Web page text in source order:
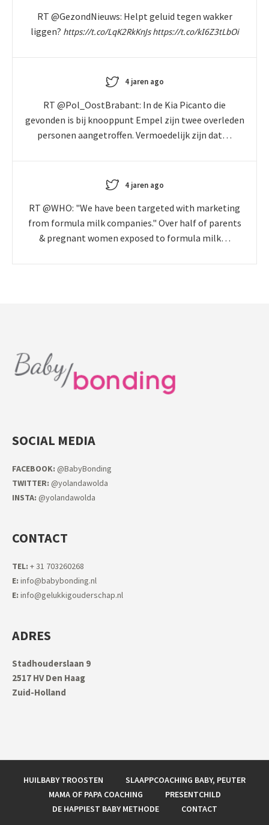
RT @GezondNieuws: Helpt geluid tegen wakker
liggen? https://t.co/LqK2RkKnJs https://t.co/kI6Z3tLbOi
4 jaren ago
RT @Pol_OostBrabant: In de Kia Picanto die
gevonden is bij knooppunt Empel zijn twee overleden
personen aangetroffen. Vermoedelijk zijn dat…
4 jaren ago
RT @WHO: "We have been targeted with marketing
from formula milk companies." Over half of parents
& pregnant women exposed to formula milk…
SOCIAL MEDIA
FACEBOOK: @BabyBonding
TWITTER: @yolandawolda
INSTA: @yolandawolda
CONTACT
TEL: + 31 703260268
E: info@babybonding.nl
E: info@gelukkigouderschap.nl
ADRES
Stadhouderslaan 9
2517 HV Den Haag
Zuid-Holland
HUILBABY TROOSTEN
SLAAPPCOACHING BABY, PEUTER
MAMA OF PAPA COACHING
PRESENTCHILD
DE HAPPIEST BABY METHODE
CONTACT